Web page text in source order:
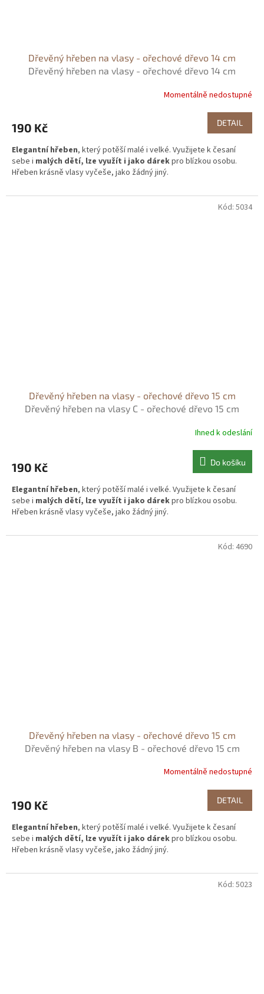
Dřevěný hřeben na vlasy - ořechové dřevo 14 cm
Dřevěný hřeben na vlasy - ořechové dřevo 14 cm
Momentálně nedostupné
190 Kč DETAIL
Elegantní hřeben, který potěší malé i velké. Využijete k česaní
sebe i malých dětí, lze využít i jako dárekpro blízkou osobu.
Hřeben krásně vlasy vyčeše, jako žádný jiný.
Dřevěný hřeben na vlasy - ořechové dřevo 15 cm
Dřevěný hřeben na vlasy C - ořechové dřevo 15 cm
Ihned k odeslání
190 Kč Do košíku
Elegantní hřeben, který potěší malé i velké. Využijete k česaní
sebe i malých dětí, lze využít i jako dárekpro blízkou osobu.
Hřeben krásně vlasy vyčeše, jako žádný jiný.
Kód: 5034
Dřevěný hřeben na vlasy - ořechové dřevo 15 cm
Dřevěný hřeben na vlasy B - ořechové dřevo 15 cm
Momentálně nedostupné
190 Kč DETAIL
Elegantní hřeben, který potěší malé i velké. Využijete k česaní
sebe i malých dětí, lze využít i jako dárekpro blízkou osobu.
Hřeben krásně vlasy vyčeše, jako žádný jiný.
Kód: 4690
Kód: 5023